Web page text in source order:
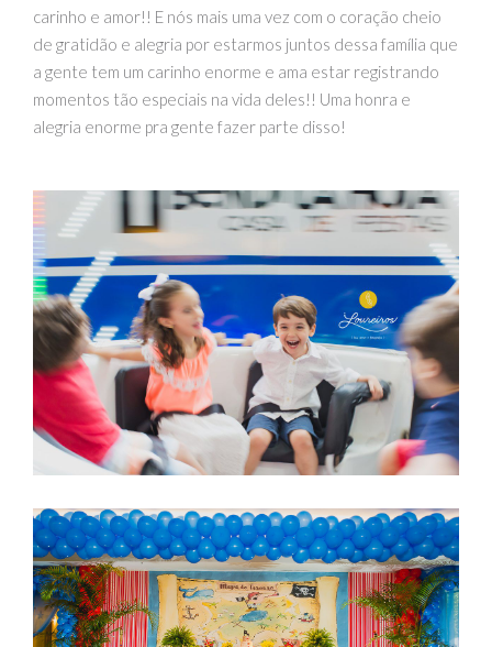
carinho e amor!! E nós mais uma vez com o coração cheio
de gratidão e alegria por estarmos juntos dessa família que
a gente tem um carinho enorme e ama estar registrando
momentos tão especiais na vida deles!! Uma honra e
alegria enorme pra gente fazer parte disso!